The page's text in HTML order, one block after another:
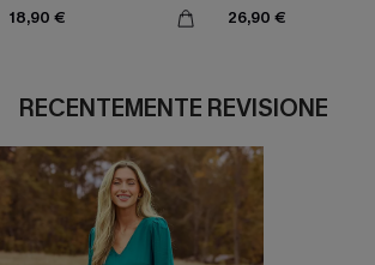
18,90 € 26,90 €
RECENTEMENTE REVISIONE